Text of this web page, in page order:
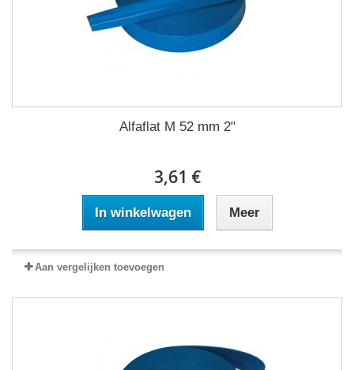
Alfaflat M 52 mm 2"
3,61 €
In winkelwagen Meer
Aan vergelijken toevoegen